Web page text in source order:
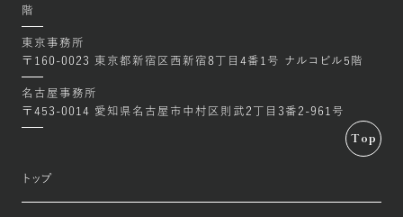
階
東京事務所
〒160-0023 東京都新宿区西新宿8丁目4番1号 ナルコビル5階
名古屋事務所
〒453-0014 愛知県名古屋市中村区則武2丁目3番2-961号
Top
トップ